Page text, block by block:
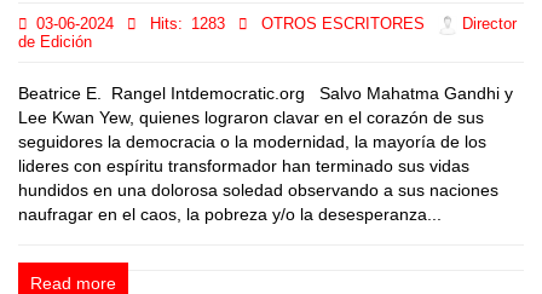
03-06-2024 Hits: 1283 OTROS ESCRITORES
Director
de Edición
Beatrice E. Rangel Intdemocratic.org Salvo Mahatma Gandhi y
Lee Kwan Yew, quienes lograron clavar en el corazón de sus
seguidores la democracia o la modernidad, la mayoría de los
lideres con espíritu transformador han terminado sus vidas
hundidos en una dolorosa soledad observando a sus naciones
naufragar en el caos, la pobreza y/o la desesperanza...
Read more